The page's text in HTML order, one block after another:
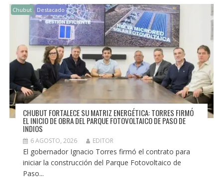
Chubut Destacado
CHUBUT FORTALECE SU MATRIZ ENERGÉTICA: TORRES FIRMÓ
EL INICIO DE OBRA DEL PARQUE FOTOVOLTAICO DE PASO DE
INDIOS
6 AGOSTO, 2026 EDITOR
El gobernador Ignacio Torres firmó el contrato para
iniciar la construcción del Parque Fotovoltaico de
Paso...